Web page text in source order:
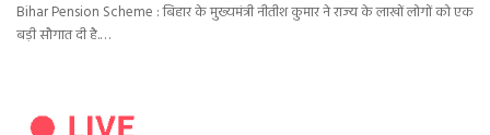
Bihar Pension Scheme : बिहार के मुख्यमंत्री नीतीश कुमार ने राज्य के लाखों लोगों को एक
बड़ी सौगात दी है.…